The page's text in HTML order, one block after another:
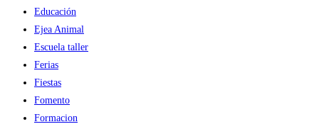
Educación
Ejea Animal
Escuela taller
Ferias
Fiestas
Fomento
Formacion